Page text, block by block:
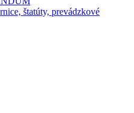
štatúty, prevádzkové